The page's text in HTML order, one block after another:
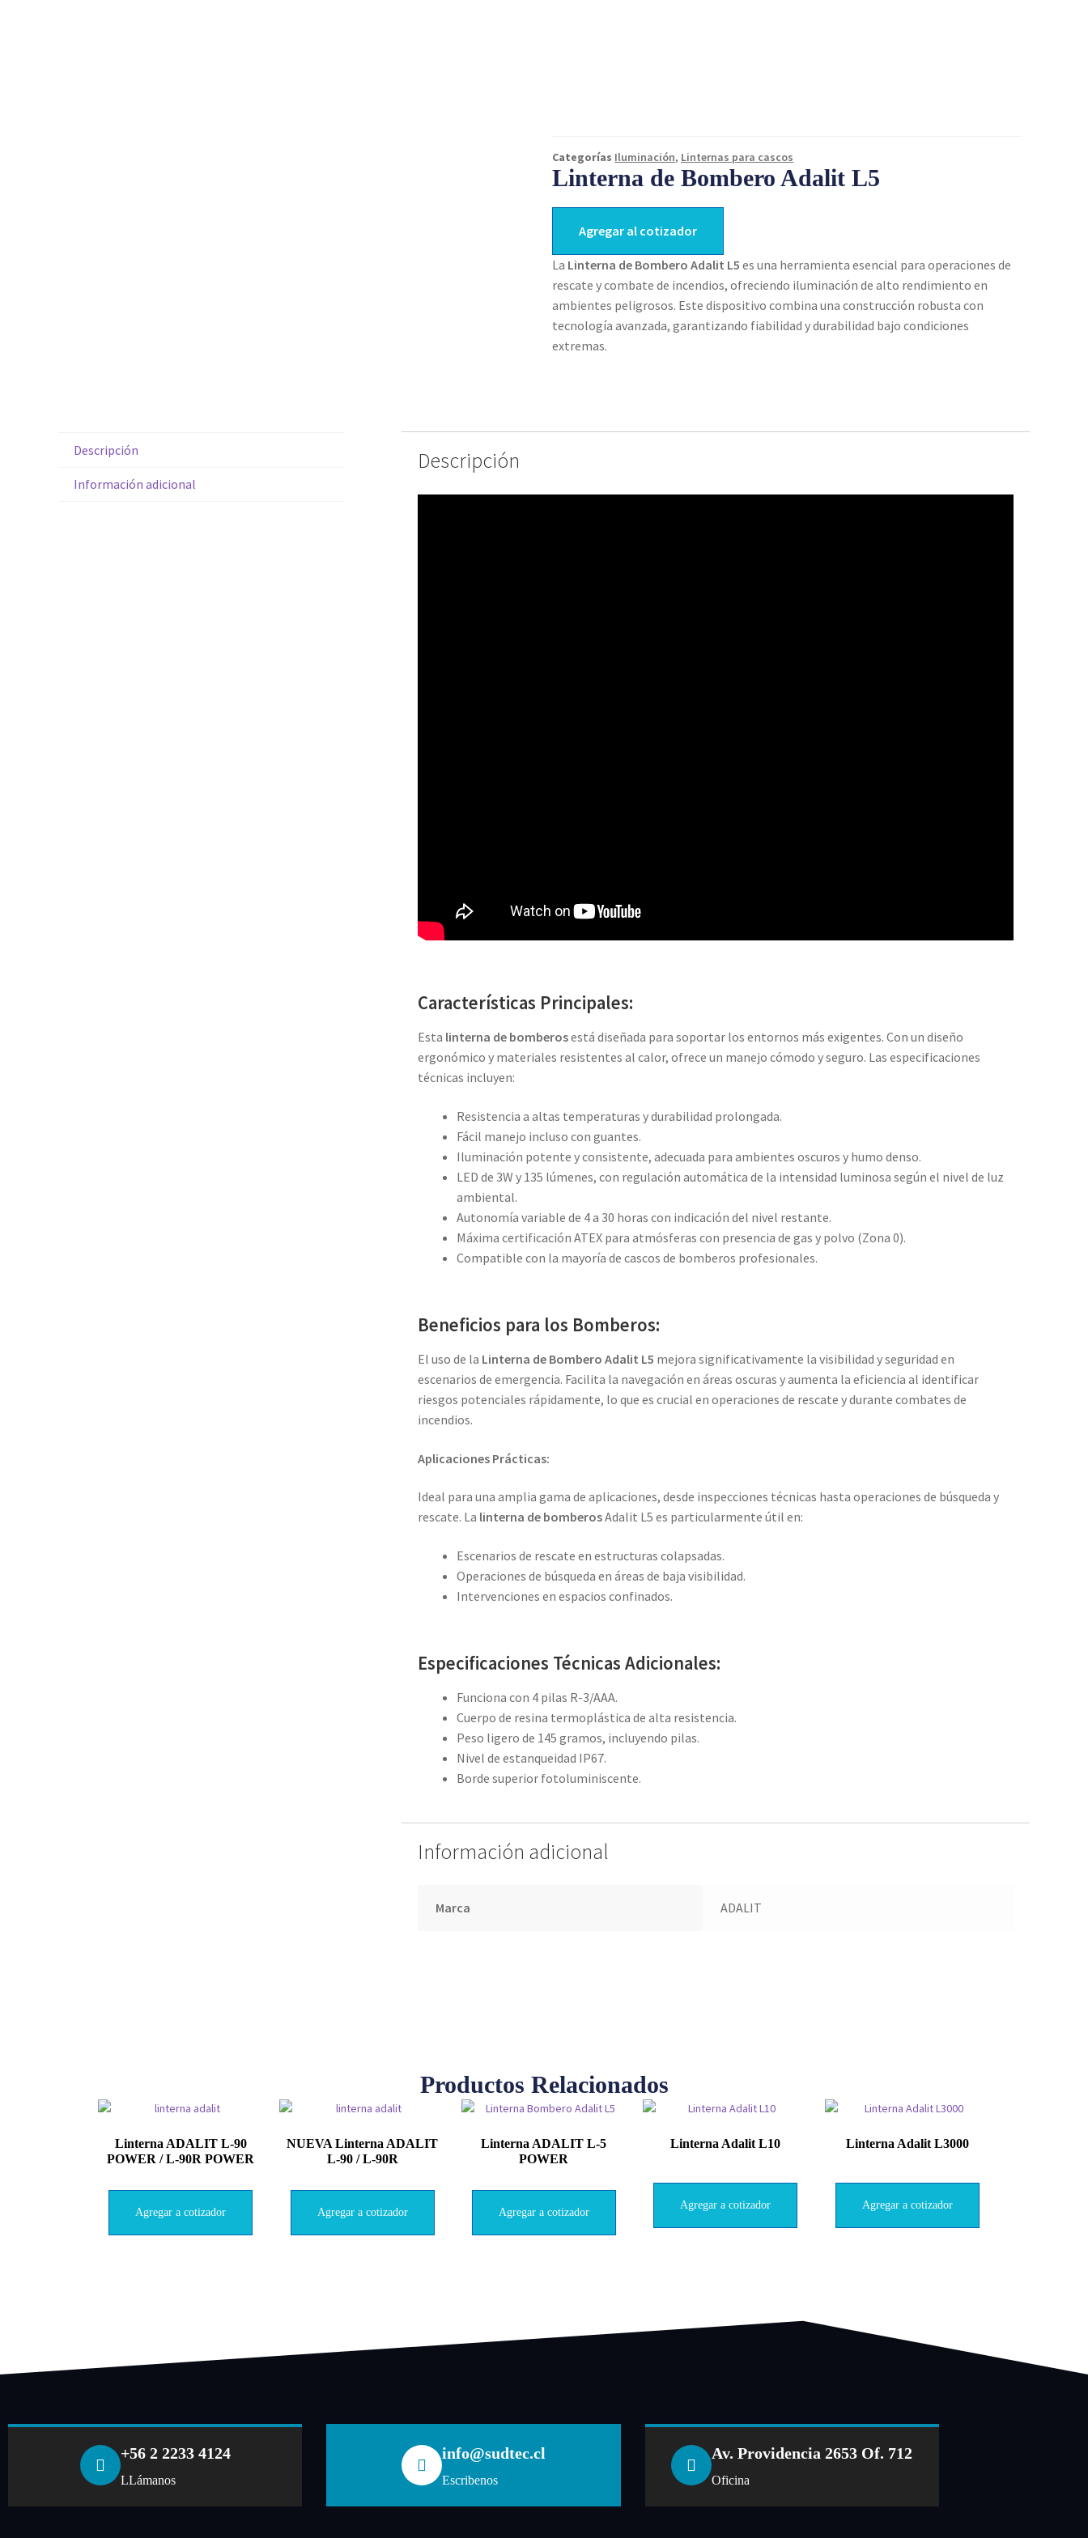
Categorías Iluminación, Linternas para cascos
Linterna de Bombero Adalit L5
Agregar al cotizador
La Linterna de Bombero Adalit L5 es una herramienta esencial para operaciones de
rescate y combate de incendios, ofreciendo iluminación de alto rendimiento en
ambientes peligrosos. Este dispositivo combina una construcción robusta con
tecnología avanzada, garantizando fiabilidad y durabilidad bajo condiciones
extremas.
Descripción
Información adicional
Descripción
Características Principales:
Esta linterna de bomberosestá diseñada para soportar los entornos más exigentes. Con un diseño
ergonómico y materiales resistentes al calor, ofrece un manejo cómodo y seguro. Las especificaciones
técnicas incluyen:
Resistencia a altas temperaturas y durabilidad prolongada.
Fácil manejo incluso con guantes.
Iluminación potente y consistente, adecuada para ambientes oscuros y humo denso.
LED de 3W y 135 lúmenes, con regulación automática de la intensidad luminosa según el nivel de luz
ambiental.
Autonomía variable de 4 a 30 horas con indicación del nivel restante.
Máxima certificación ATEX para atmósferas con presencia de gas y polvo (Zona 0).
Compatible con la mayoría de cascos de bomberos profesionales.
Beneficios para los Bomberos:
El uso de la Linterna de Bombero Adalit L5 mejora significativamente la visibilidad y seguridad en
escenarios de emergencia. Facilita la navegación en áreas oscuras y aumenta la eficiencia al identificar
riesgos potenciales rápidamente, lo que es crucial en operaciones de rescate y durante combates de
incendios.
Aplicaciones Prácticas:
Ideal para una amplia gama de aplicaciones, desde inspecciones técnicas hasta operaciones de búsqueda y
rescate. La linterna de bomberosAdalit L5 es particularmente útil en:
Escenarios de rescate en estructuras colapsadas.
Operaciones de búsqueda en áreas de baja visibilidad.
Intervenciones en espacios confinados.
Especificaciones Técnicas Adicionales:
Funciona con 4 pilas R-3/AAA.
Cuerpo de resina termoplástica de alta resistencia.
Peso ligero de 145 gramos, incluyendo pilas.
Nivel de estanqueidad IP67.
Borde superior fotoluminiscente.
Información adicional
Marca ADALIT
Productos Relacionados
Linterna ADALIT L-90
POWER / L-90R POWER
Agregar a cotizador
NUEVA Linterna ADALIT
L-90 / L-90R
Agregar a cotizador
Linterna ADALIT L-5
POWER
Agregar a cotizador
Linterna Adalit L10
Agregar a cotizador
Linterna Adalit L3000
Agregar a cotizador
+56 2 2233 4124
LLámanos
info@sudtec.cl
Escribenos
Av. Providencia 2653 Of. 712
Oficina